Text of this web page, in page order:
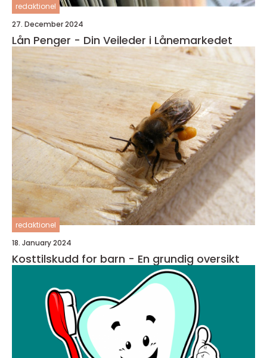
redaktionel
27. December 2024
Lån Penger - Din Veileder i Lånemarkedet
redaktionel
18. January 2024
Kosttilskudd for barn - En grundig oversikt